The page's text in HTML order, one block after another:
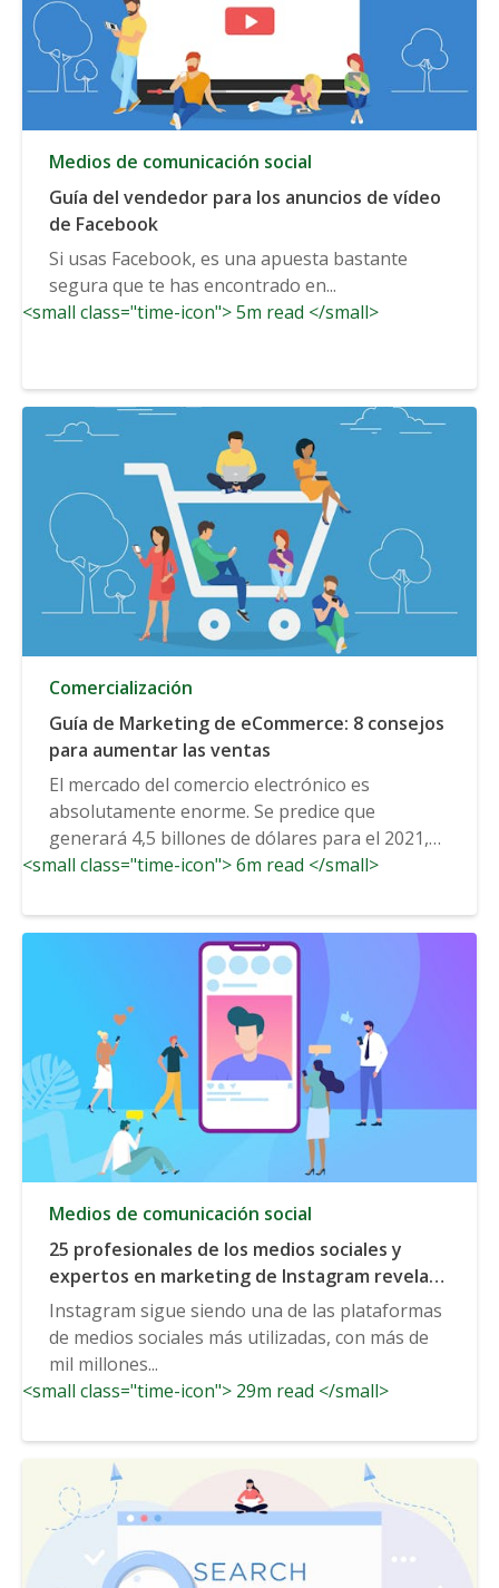
Medios de comunicación social
Guía del vendedor para los anuncios de vídeo
de Facebook
Si usas Facebook, es una apuesta bastante
segura que te has encontrado en...
<small class="time-icon"> 5m read </small>
Comercialización
Guía de Marketing de eCommerce: 8 consejos
para aumentar las ventas
El mercado del comercio electrónico es
absolutamente enorme. Se predice que
generará 4,5 billones de dólares para el 2021,
y...
<small class="time-icon"> 6m read </small>
Medios de comunicación social
25 profesionales de los medios sociales y
expertos en marketing de Instagram revelan
las tendencias más importantes de las que
hay que estar al tanto en 2020 y más allá.
Instagram sigue siendo una de las plataformas
de medios sociales más utilizadas, con más de
mil millones...
<small class="time-icon"> 29m read </small>